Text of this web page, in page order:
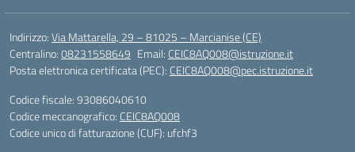
Indirizzo:Via Mattarella, 29 – 81025 – Marcianise (CE)
Centralino:08231558649 Email: CEIC8AQ008@istruzione.it
Posta elettronica certificata (PEC): CEIC8AQ008@pec.istruzione.it
Codice fiscale: 93086040610
Codice meccanografico: CEIC8AQ008
Codice unico di fatturazione (CUF): ufchf3